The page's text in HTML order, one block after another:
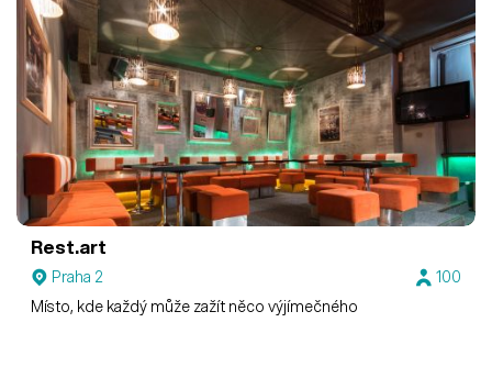
Rest.art
Praha 2
100
Místo, kde každý může zažít něco výjímečného